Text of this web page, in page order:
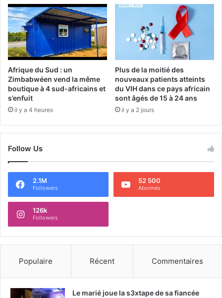
Afrique du Sud : un
Zimbabwéen vend la même
boutique à 4 sud-africains et
s’enfuit
il y a 4 heures
Plus de la moitié des
nouveaux patients atteints
du VIH dans ce pays africain
sont âgés de 15 à 24 ans
il y a 2 jours
Follow Us
2.1M
Followers
52 500
Abonnés
126k
Followers
Populaire Récent Commentaires
Le marié joue la s3xtape de sa fiancée